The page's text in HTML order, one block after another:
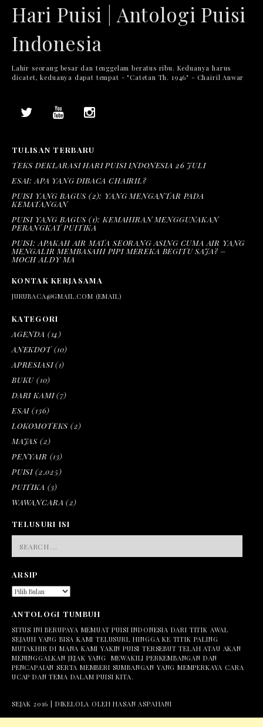
Hari Puisi | Antologi Puisi
Indonesia
Lahir seorang besar dan tenggelam beratus ribu. Keduanya harus
dicatet, keduanya dapat tempat - "Catetan Th. 1946" - Chairil Anwar
TULISAN TERBARU
TEKS DEKLARASI HARI PUISI INDONESIA 26 JULI
ESAI: APA YANG DIBACA CHAIRIL?
PUISI YANG BAGUS (2): YANG MENGANTAR PADA
KEMATANGAN
PUISI YANG BAGUS (1): KEMAHIRAN MENGGUNAKAN
PERANGKAT PUITIKA
PUISI: APAKAH AIR MATA SEORANG ASING CUMA AIR YANG
MENGALIR MEMBASAHI PIPI MEREKA BEGITU SAJA? –
MOCH ALDY MA
KONTAK KERJASAMA
JURUBACA@GMAIL.COM (EMAIL)
KATEGORI
AGENDA (14)
ANEKDOT(10)
APRESIASI(1)
BUKU (10)
DARI KAMI(7)
ESAI (136)
LOKOMOTEKS (2)
MAJAS (2)
PENYAIR (13)
PUISI (2,025)
PUITIKA (3)
WAWANCARA (2)
TELUSURI ISI
FOR:
ARSIP
ARSIP
ANTOLOGI TUMBUH
SITUS INI BERUPAYA MEMUAT PUISI INDONESIA DARI TITIK AWAL
SEJAUH YANG BISA KAMI TELUSURI, HINGGA KE TITIK PALING
MUTAKHIR DI MANA KAMI YAKIN PUISI TERSEBUT TELAH ATAU AKAN
MENINGGALKAN JEJAK YANG MEWAKILI PERKEMBANGAN DAN
PENCAPAIAN SERTA MEMBERI SUMBANGAN YANG MEMPERKAYA CARA
UCAP DAN TEMA DALAM PUISI KITA.
SEJAK 2016 | DIKELOLA OLEH HASAN ASPAHANI